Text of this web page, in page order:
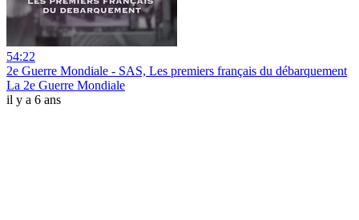
54:22
2e Guerre Mondiale - SAS, Les premiers français du débarquement
La 2e Guerre Mondiale
il y a 6 ans